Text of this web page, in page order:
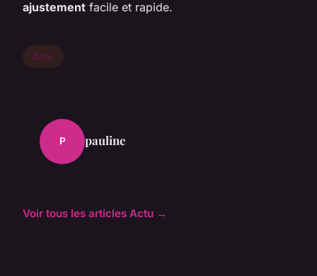
ajustement facile et rapide.
Actu
P pauline
Voir tous les articles Actu →